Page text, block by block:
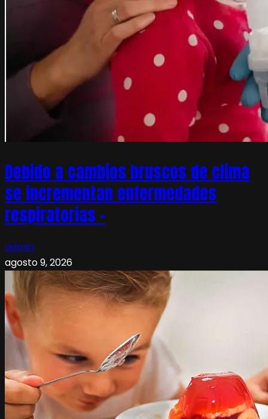
Debido a cambios bruscos de clima
se incrementan enfermedades
respiratorias –
admin
agosto 9, 2026